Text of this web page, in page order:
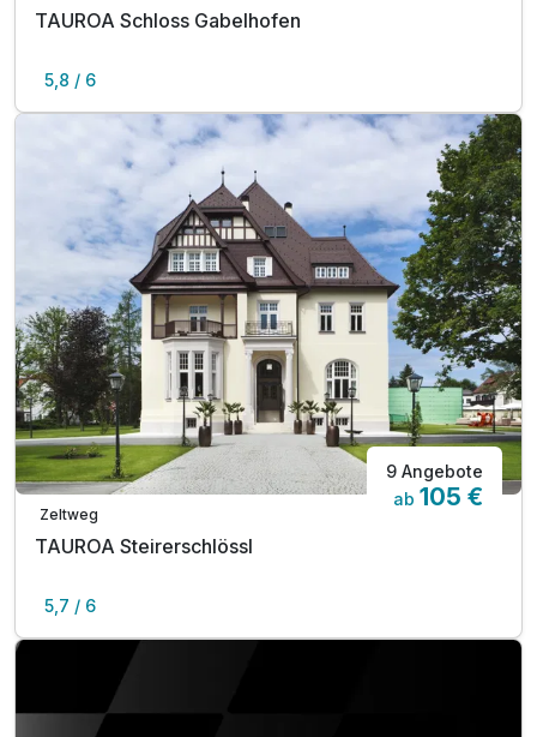
TAUROA Schloss Gabelhofen
5,8 / 6
Zeltweg
9 Angebote
ab 105 €
TAUROA Steirerschlössl
5,7 / 6